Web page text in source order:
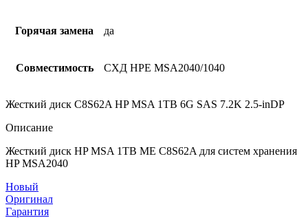
Горячая замена да
Совместимость СХД HPE MSA2040/1040
Жесткий диск C8S62A HP MSA 1TB 6G SAS 7.2K 2.5-inDP
Описание
Жесткий диск HP MSA 1TB ME C8S62A для систем хранения
HP MSA2040
Новый
Оригинал
Гарантия